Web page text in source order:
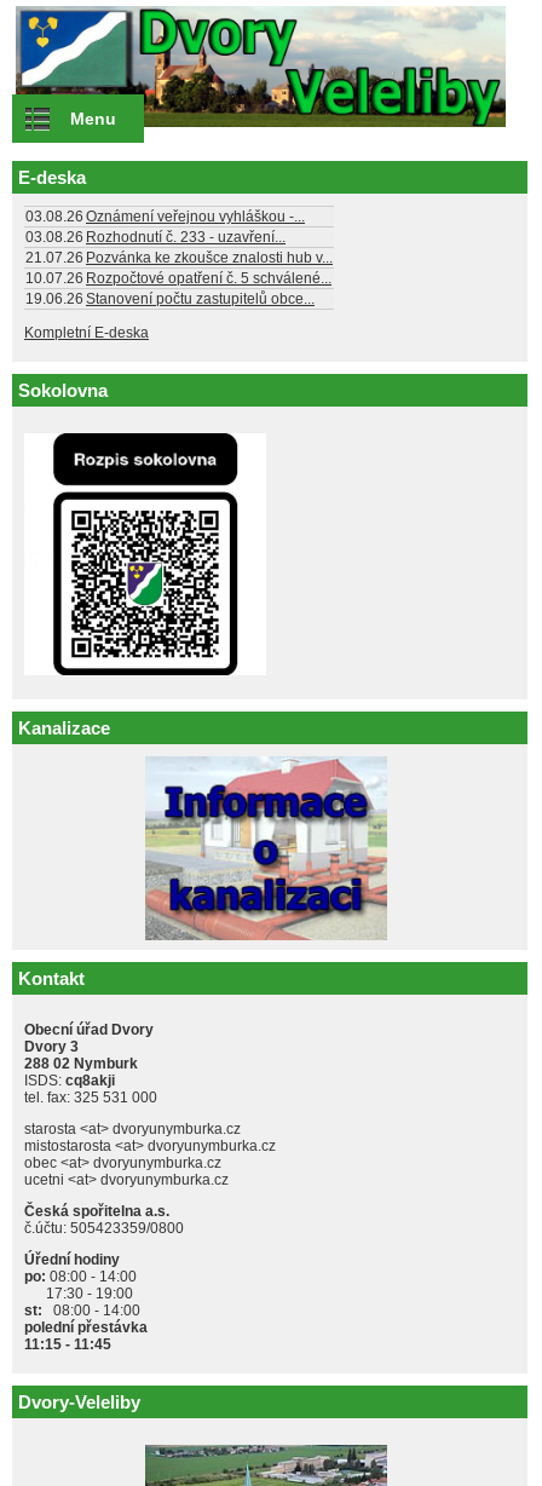
Přejít k hlavnímu obsahu
Menu
E-deska
03.08.26 Oznámení veřejnou vyhláškou -...
03.08.26 Rozhodnutí č. 233 - uzavření...
21.07.26 Pozvánka ke zkoušce znalosti hub v...
10.07.26 Rozpočtové opatření č. 5 schválené...
19.06.26 Stanovení počtu zastupitelů obce...
Kompletní E-deska
Sokolovna
Kanalizace
Kontakt
Obecní úřad Dvory
Dvory 3
288 02 Nymburk
ISDS: cq8akji
tel. fax: 325 531 000
starosta <at> dvoryunymburka.cz
mistostarosta <at> dvoryunymburka.cz
obec <at> dvoryunymburka.cz
ucetni <at> dvoryunymburka.cz
Česká spořitelna a.s.
č.účtu: 505423359/0800
Úřední hodiny
po: 08:00 - 14:00
17:30 - 19:00
st: 08:00 - 14:00
polední přestávka
11:15 - 11:45
Dvory-Veleliby